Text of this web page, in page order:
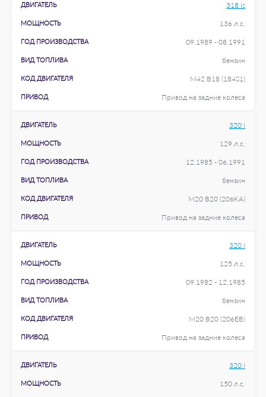
ДВИГАТЕЛЬ 318 is
МОЩНОСТЬ 136 л.с.
ГОД ПРОИЗВОДСТВА 09.1989 - 08.1991
ВИД ТОПЛИВА бензин
КОД ДВИГАТЕЛЯ M42 B18 (184S1)
ПРИВОД Привод на задние колеса
ДВИГАТЕЛЬ 320 i
МОЩНОСТЬ 129 л.с.
ГОД ПРОИЗВОДСТВА 12.1985 - 06.1991
ВИД ТОПЛИВА бензин
КОД ДВИГАТЕЛЯ M20 B20 (206KA)
ПРИВОД Привод на задние колеса
ДВИГАТЕЛЬ 320 i
МОЩНОСТЬ 125 л.с.
ГОД ПРОИЗВОДСТВА 09.1982 - 12.1985
ВИД ТОПЛИВА бензин
КОД ДВИГАТЕЛЯ M20 B20 (206EB)
ПРИВОД Привод на задние колеса
ДВИГАТЕЛЬ 320 i
МОЩНОСТЬ 150 л.с.